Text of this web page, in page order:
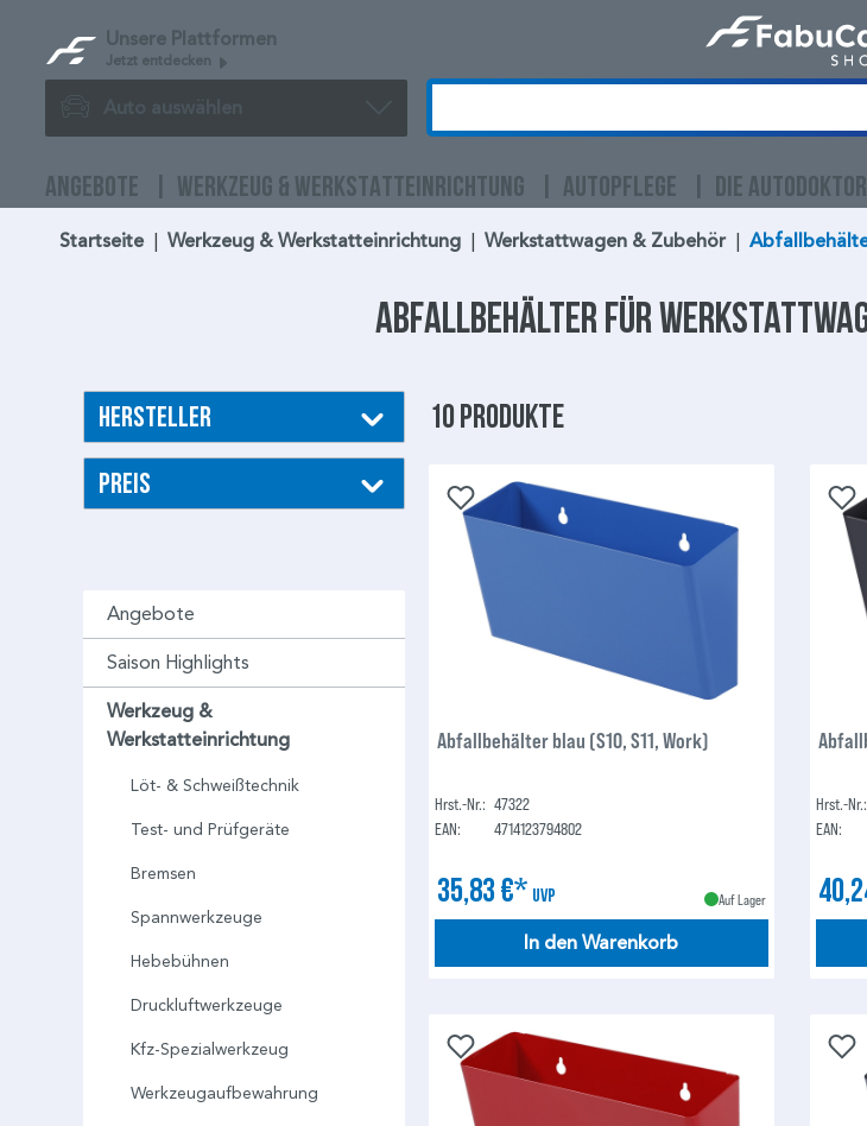
Unsere Plattformen
Jetzt entdecken
Auto auswählen
ANGEBOTE WERKZEUG & WERKSTATTEINRICHTUNG AUTOPFLEGE DIE
Startseite Werkzeug & Werkstatteinrichtung Werkstattwagen & Zubehör
Abfallbehälter für
Hersteller
Preis
Angebote
Saison Highlights
Werkzeug &
Werkstatteinrichtung
Löt- & Schweißtechnik
Test- und Prüfgeräte
Bremsen
Spannwerkzeuge
Hebebühnen
Druckluftwerkzeuge
Kfz-Spezialwerkzeug
Werkzeugaufbewahrung
10 Produkte
Abfallbehälter blau (S10, S11, Work)
Hrst.-Nr.: 47322
EAN:
4714123794802
35,83 €* UVP Auf Lager
In den Warenkorb
Hrst.-Nr.:
EAN: